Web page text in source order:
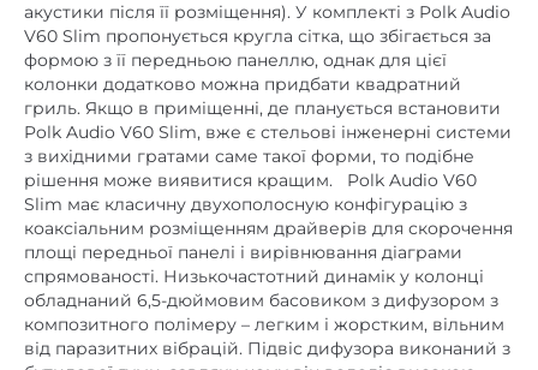
Bluetooth немає
DLNA немає
Ethernet немає
mini Jack 3,5 mm немає
NFC немає
TWS (бездротове стерео) немає
USB роз'єм немає
Wi-Fi немає
Автономність, год. (ємність
формою з її передньою панеллю, однак для цієї
колонки додатково можна придбати квадратний
гриль. Якщо в приміщенні, де планується встановити
Polk Audio V60 Slim, вже є стельові інженерні системи
з вихідними гратами саме такої форми, то подібне
рішення може виявитися кращим. Polk Audio V60
Slim має класичну двухополосную конфігурацію з
коаксіальним розміщенням драйверів для скорочення
площі передньої панелі і вирівнювання діаграми
спрямованості. Низькочастотний динамік у колонці
обладнаний 6,5-дюймовим басовиком з дифузором з
композитного полімеру – легким і жорстким, вільним
від паразитних вібрацій. Підвіс дифузора виконаний з
бутилової гуми, завдяки чому він володіє високою
міцністю при гарній еластичності. У центрі